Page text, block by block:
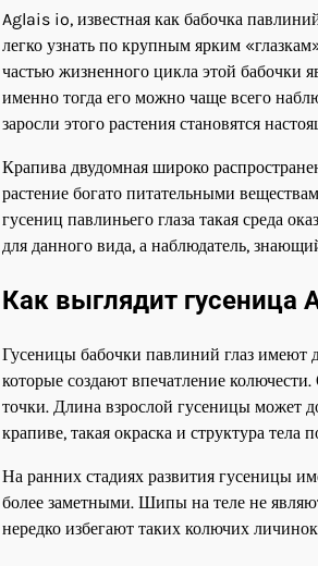
Aglais io, известная как бабочка
легко узнать по крупным ярким
частью жизненного цикла этой бабочки
именно тогда его можно чаще всего
заросли этого растения становятся
Крапива двудомная широко
растение богато питательными
гусениц павлиньего глаза такая среда
для данного вида, а наблюдатель,
Как выглядит гусеница
Гусеницы бабочки павлиний глаз
которые создают впечатление
точки. Длина взрослой гусеницы может
крапиве, такая окраска и структура тела
На ранних стадиях развития гусеницы
более заметными. Шипы на теле не
нередко избегают таких колючих